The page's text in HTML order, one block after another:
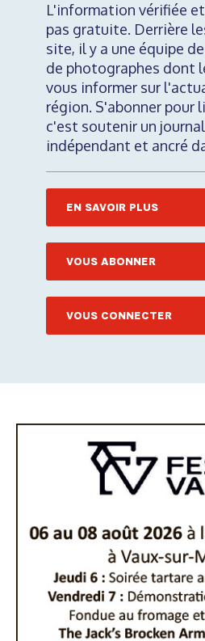
L'information vérifiée
pas gratuite. Derrière
site, il y a une équipe
de photographes dont
vous informer sur
région. S'abonner pour
c'est soutenir un
indépendant et ancré
EN SAVOIR PLUS
VOUS ABONNER
VOUS CONNECTER